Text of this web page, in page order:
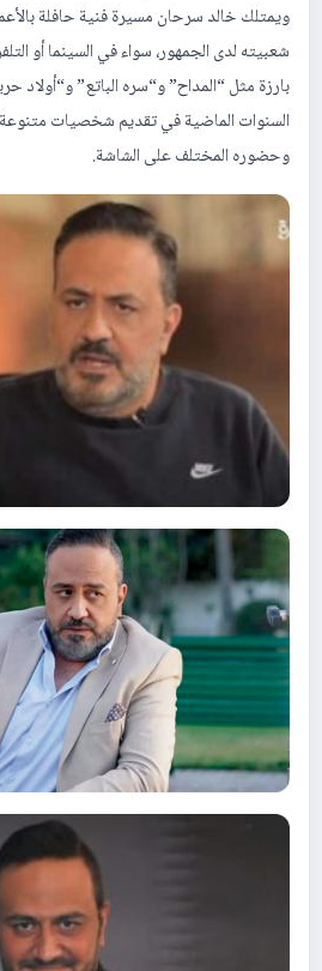
ويمتلك خالد سرحان مسيرة فنية حافلة
شعبيته لدى الجمهور، سواء في السينما أو
بارزة مثل “المداح” و“سره الباتع” و“أولاد
السنوات الماضية في تقديم شخصيات متنوعة
وحضوره المختلف على الشاشة.